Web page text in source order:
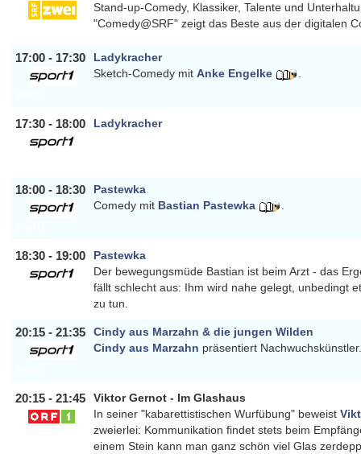
Stand-up-Comedy, Klassiker, Talente und
"Comedy@SRF" zeigt das Beste aus der digitalen
17:00 - 17:30
Ladykracher
Sketch-Comedy mit Anke Engelke
17:30 - 18:00 Ladykracher
18:00 - 18:30
Pastewka
Comedy mit Bastian Pastewka
18:30 - 19:00
Pastewka
Der bewegungsmüde Bastian ist beim Arzt - das
fällt schlecht aus: Ihm wird nahe gelegt, unbedingt
zu tun.
20:15 - 21:35
Cindy aus Marzahn & die jungen Wilden
Cindy aus Marzahn präsentiert Nachwuchskünstler.
20:15 - 21:45
Viktor Gernot - Im Glashaus
In seiner "kabarettistischen Wurfübung" beweist
zweierlei: Kommunikation findet stets beim
einem Stein kann man ganz schön viel Glas